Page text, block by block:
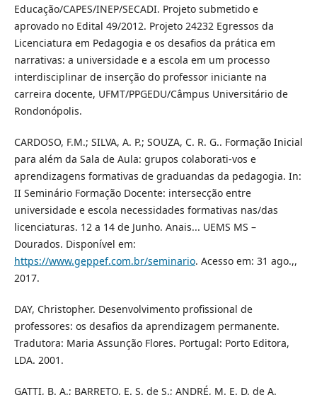
Educação/CAPES/INEP/SECADI. Projeto submetido e
aprovado no Edital 49/2012. Projeto 24232 Egressos da
Licenciatura em Pedagogia e os desafios da prática em
narrativas: a universidade e a escola em um processo
interdisciplinar de inserção do professor iniciante na
carreira docente, UFMT/PPGEDU/Câmpus Universitário de
Rondonópolis.
CARDOSO, F.M.; SILVA, A. P.; SOUZA, C. R. G.. Formação Inicial
para além da Sala de Aula: grupos colaborati-vos e
aprendizagens formativas de graduandas da pedagogia. In:
II Seminário Formação Docente: intersecção entre
universidade e escola necessidades formativas nas/das
licenciaturas. 12 a 14 de Junho. Anais... UEMS MS –
Dourados. Disponível em:
https://www.geppef.com.br/seminario. Acesso em: 31 ago.,,
2017.
DAY, Christopher. Desenvolvimento profissional de
professores: os desafios da aprendizagem permanente.
Tradutora: Maria Assunção Flores. Portugal: Porto Editora,
LDA. 2001.
GATTI, B. A.; BARRETO, E. S. de S.; ANDRÉ, M. E. D. de A.